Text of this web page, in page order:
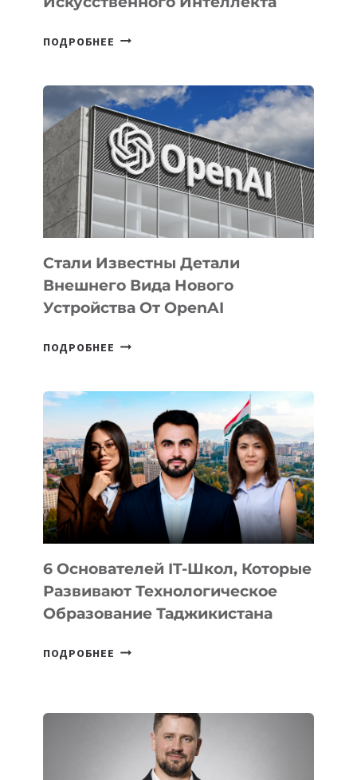
ПОДРОБНЕЕ
ПРИОРИТЕТНЫЕ
ЗАДАЧИ
ПО
РАЗВИТИЮ
ЭКОСИСТЕМЫ
ИСКУССТВЕННОГО
ИНТЕЛЛЕКТА
Стали Известны Детали
Внешнего Вида Нового
Устройства От OpenAI
ПОДРОБНЕЕ СТАЛИ
ВНЕШНЕГО
ВИДА
НОВОГО
УСТРОЙСТВА
ОТ
OPENAI
6 Основателей IT-Школ, Которые
Развивают Технологическое
Образование Таджикистана
ПОДРОБНЕЕ 6
КОТОРЫЕ
РАЗВИВАЮТ
ТЕХНОЛОГИЧЕСКОЕ